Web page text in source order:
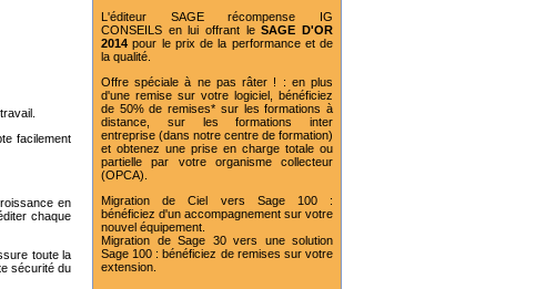
facilement
en
chaque
toute la
sécurité du
L'éditeur SAGE récompense IG
CONSEILS en lui offrant leSAGE D'OR
2014 pour le prix de la performance et de
la qualité.
Offre spéciale à ne pas râter ! : en plus
d'une remise sur votre logiciel, bénéficiez
de 50% de remises* sur les formations à
distance, sur les formations inter
entreprise (dans notre centre de formation)
et obtenez une prise en charge totale ou
partielle par votre organisme collecteur
(OPCA).
Migration de Ciel vers Sage 100 :
bénéficiez d'un accompagnement sur votre
nouvel équipement.
Migration de Sage 30 vers une solution
Sage 100 : bénéficiez de remises sur votre
extension.